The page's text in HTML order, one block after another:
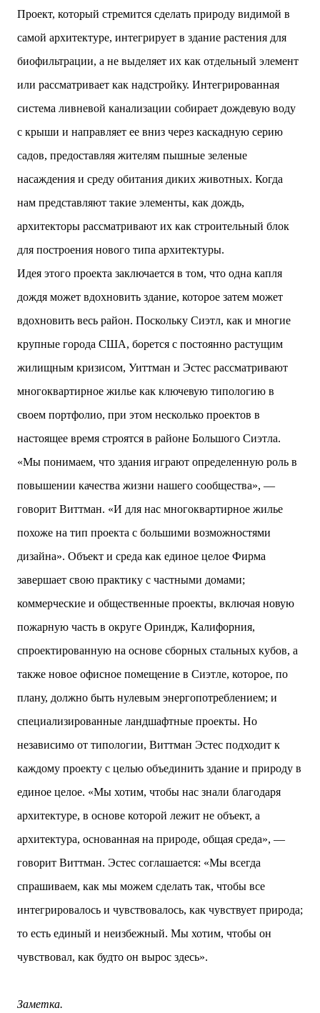
Проект, который стремится сделать природу видимой в
самой архитектуре, интегрирует в здание растения для
биофильтрации, а не выделяет их как отдельный элемент
или рассматривает как надстройку. Интегрированная
система ливневой канализации собирает дождевую воду
с крыши и направляет ее вниз через каскадную серию
садов, предоставляя жителям пышные зеленые
насаждения и среду обитания диких животных. Когда
нам представляют такие элементы, как дождь,
архитекторы рассматривают их как строительный блок
для построения нового типа архитектуры.
Идея этого проекта заключается в том, что одна капля
дождя может вдохновить здание, которое затем может
вдохновить весь район. Поскольку Сиэтл, как и многие
крупные города США, борется с постоянно растущим
жилищным кризисом, Уиттман и Эстес рассматривают
многоквартирное жилье как ключевую типологию в
своем портфолио, при этом несколько проектов в
настоящее время строятся в районе Большого Сиэтла.
«Мы понимаем, что здания играют определенную роль в
повышении качества жизни нашего сообщества», —
говорит Виттман. «И для нас многоквартирное жилье
похоже на тип проекта с большими возможностями
дизайна». Объект и среда как единое целое Фирма
завершает свою практику с частными домами;
коммерческие и общественные проекты, включая новую
пожарную часть в округе Ориндж, Калифорния,
спроектированную на основе сборных стальных кубов, а
также новое офисное помещение в Сиэтле, которое, по
плану, должно быть нулевым энергопотреблением; и
специализированные ландшафтные проекты. Но
независимо от типологии, Виттман Эстес подходит к
каждому проекту с целью объединить здание и природу в
единое целое. «Мы хотим, чтобы нас знали благодаря
архитектуре, в основе которой лежит не объект, а
архитектура, основанная на природе, общая среда», —
говорит Виттман. Эстес соглашается: «Мы всегда
спрашиваем, как мы можем сделать так, чтобы все
интегрировалось и чувствовалось, как чувствует природа;
то есть единый и неизбежный. Мы хотим, чтобы он
чувствовал, как будто он вырос здесь».
Заметка.